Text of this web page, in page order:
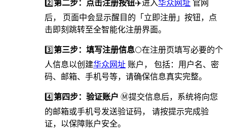
2️⃣第二步：点击注册按钮✈️进入华众网址 官网
后， 页面中会显示醒目的「立即注册」按钮，点
击即刻跳转至全智能化注册界面。
3️⃣第三步：填写注册信息🌕在注册页填写必要的个
人信息以创建华众网址 账户， 包括：用户名、密
码、邮箱、手机号等，请确保信息真实完整。
4️⃣第四步：验证账户 Ⓜ提交信息后，系统将向您
的邮箱或手机号发送验证码， 请按提示完成验
证，以保障账户安全。